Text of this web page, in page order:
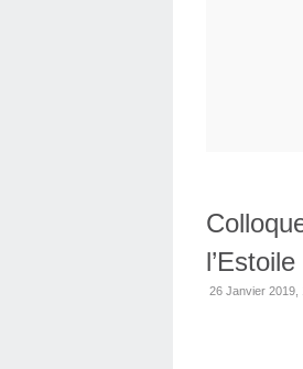
l’Estoile
26 Janvier 2019,